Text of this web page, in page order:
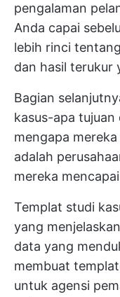
pengalaman
Anda capai
lebih rinci
dan hasil terukur
Bagian
kasus-apa
mengapa
adalah
mereka
Templat studi
yang
data yang
membuat
untuk agensi